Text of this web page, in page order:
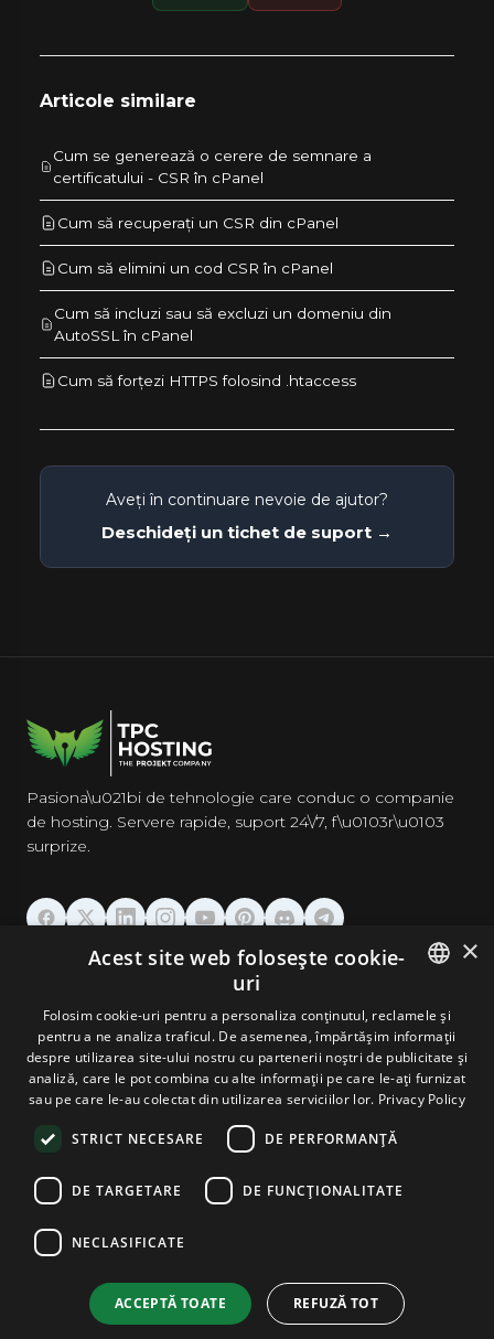
Articole similare
Cum se generează o cerere de semnare a
certificatului - CSR în cPanel
Cum să recuperați un CSR din cPanel
Cum să elimini un cod CSR în cPanel
Cum să incluzi sau să excluzi un domeniu din
AutoSSL în cPanel
Cum să forțezi HTTPS folosind .htaccess
Aveți în continuare nevoie de ajutor?
Deschideți un tichet de suport →
Pasiona\u021bi de tehnologie care conduc o companie
de hosting. Servere rapide, suport 24\/7, f\u0103r\u0103
surprize.
GĂZDUIRE
DOMENII & EMAIL
UNELTE & SECURITATE
COMPANIE
Terms and Conditions
ENGLISH
GERMAN
ROMANIAN
×
Acest site web folosește cookie-
uri
Folosim cookie-uri pentru a personaliza conținutul, reclamele și
pentru a ne analiza traficul. De asemenea, împărtășim informații
despre utilizarea site-ului nostru cu partenerii noștri de publicitate și
analiză, care le pot combina cu alte informații pe care le-ați furnizat
sau pe care le-au colectat din utilizarea serviciilor lor. Privacy Policy
STRICT NECESARE DE PERFORMANȚĂ
DE TARGETARE DE FUNCŢIONALITATE
NECLASIFICATE
ACCEPTĂ TOATE REFUZĂ TOT